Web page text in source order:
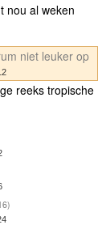
nou al weken
niet leuker op
reeks tropische